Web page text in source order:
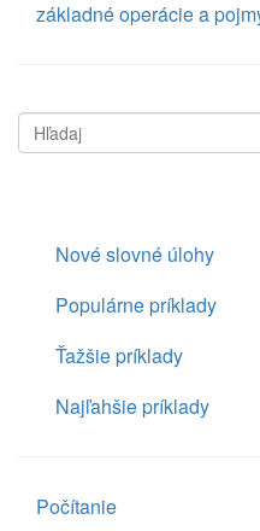
základné operácie a
Nové slovné úlohy
Populárne príklady
Ťažšie príklady
Najľahšie príklady
Počítanie